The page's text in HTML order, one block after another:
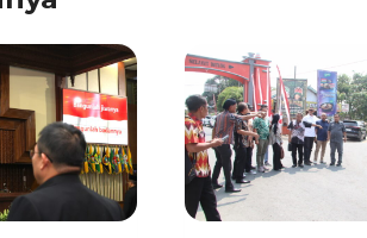
A
p
p
a
m